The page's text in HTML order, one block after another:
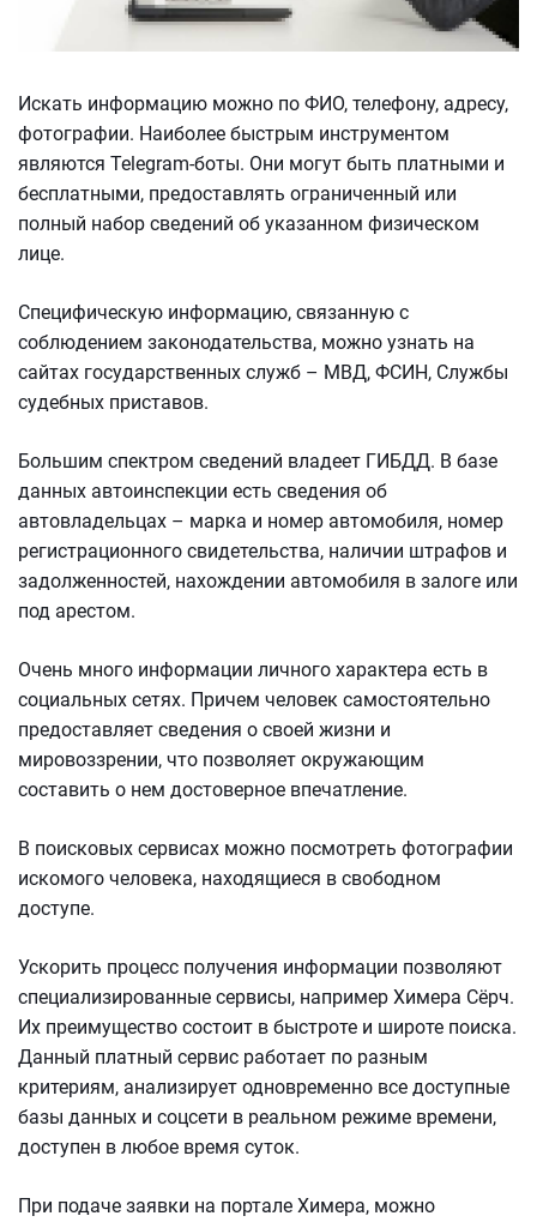
Искать информацию можно по ФИО, телефону, адресу,
фотографии. Наиболее быстрым инструментом
являются Telegram-боты. Они могут быть платными и
бесплатными, предоставлять ограниченный или
полный набор сведений об указанном физическом
лице.
Специфическую информацию, связанную с
соблюдением законодательства, можно узнать на
сайтах государственных служб – МВД, ФСИН, Службы
судебных приставов.
Большим спектром сведений владеет ГИБДД. В базе
данных автоинспекции есть сведения об
автовладельцах – марка и номер автомобиля, номер
регистрационного свидетельства, наличии штрафов и
задолженностей, нахождении автомобиля в залоге или
под арестом.
Очень много информации личного характера есть в
социальных сетях. Причем человек самостоятельно
предоставляет сведения о своей жизни и
мировоззрении, что позволяет окружающим
составить о нем достоверное впечатление.
В поисковых сервисах можно посмотреть фотографии
искомого человека, находящиеся в свободном
доступе.
Ускорить процесс получения информации позволяют
специализированные сервисы, например Химера Сёрч.
Их преимущество состоит в быстроте и широте поиска.
Данный платный сервис работает по разным
критериям, анализирует одновременно все доступные
базы данных и соцсети в реальном режиме времени,
доступен в любое время суток.
При подаче заявки на портале Химера, можно